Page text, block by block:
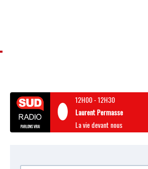
12H00-12H30
Laurent Permasse
La vie devant nous